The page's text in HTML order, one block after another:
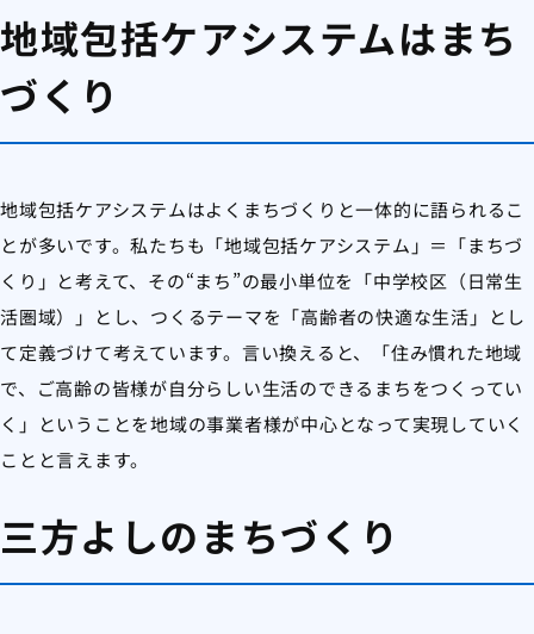
地域包括ケアシステムはまち
づくり
地域包括ケアシステムはよくまちづくりと一体的に語られるこ
とが多いです。私たちも「地域包括ケアシステム」＝「まちづ
くり」と考えて、その“まち”の最小単位を「中学校区（日常生
活圏域）」とし、つくるテーマを「高齢者の快適な生活」とし
て定義づけて考えています。言い換えると、「住み慣れた地域
で、ご高齢の皆様が自分らしい生活のできるまちをつくってい
く」ということを地域の事業者様が中心となって実現していく
ことと言えます。
三方よしのまちづくり